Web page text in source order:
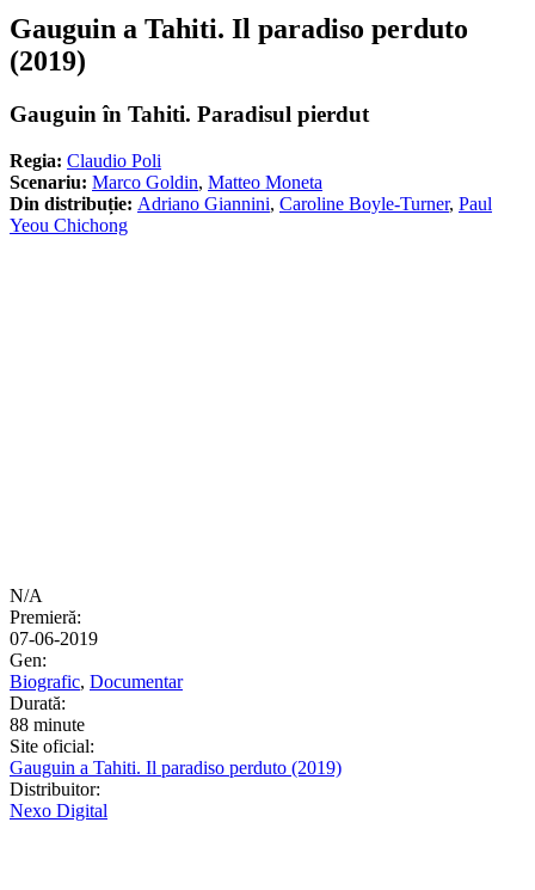
Gauguin a Tahiti. Il paradiso perduto
(2019)
Gauguin în Tahiti. Paradisul pierdut
Regia: Claudio Poli
Scenariu: Marco Goldin, Matteo Moneta
Din distribuție: Adriano Giannini, Caroline Boyle-Turner, Paul
Yeou Chichong
N/A
Premieră:
07-06-2019
Gen:
Biografic, Documentar
Durată:
88 minute
Site oficial:
Gauguin a Tahiti. Il paradiso perduto (2019)
Distribuitor:
Nexo Digital